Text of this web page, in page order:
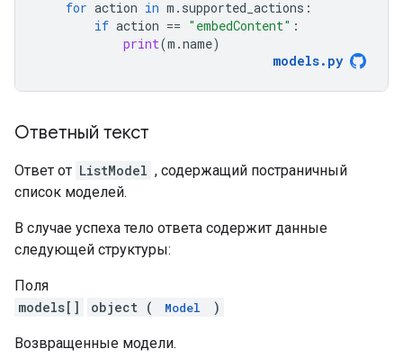
for action in m . supported_actions :
if action == "embedContent" :
print(m .name)
models. py
Ответный текст
Ответ от ListModel , содержащий постраничный
список моделей.
В случае успеха тело ответа содержит данные
следующей структуры:
Поля
models[]
object ( Model )
Возвращенные модели.